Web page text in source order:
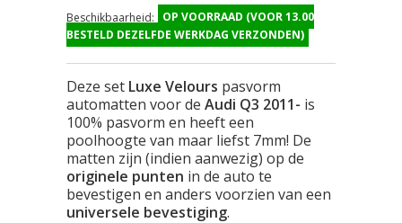
Beschikbaarheid:
OP VOORRAAD (VOOR 13.00
BESTELD DEZELFDE WERKDAG VERZONDEN)
Deze set Luxe Velours pasvorm
automatten voor de Audi Q3 2011- is
100% pasvorm en heeft een
poolhoogte van maar liefst 7mm! De
matten zijn (indien aanwezig) op de
originele punten in de auto te
bevestigen en anders voorzien van een
universele bevestiging.